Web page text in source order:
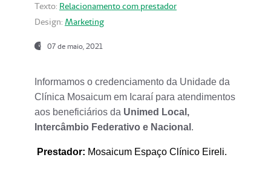
Texto: Relacionamento com prestador
Design: Marketing
07 de maio, 2021
Informamos o credenciamento da Unidade da
Clínica Mosaicum em Icaraí para atendimentos
aos beneficiários da Unimed Local,
Intercâmbio Federativo e Nacional .
Prestador: Mosaicum Espaço Clínico Eireli.